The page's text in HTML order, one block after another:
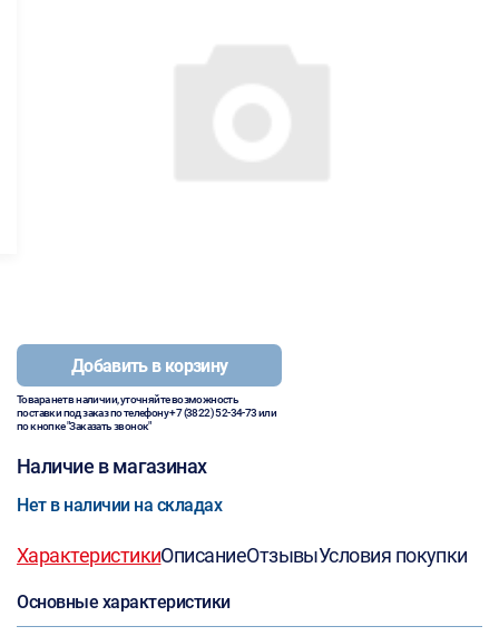
Добавить в корзину
Товара нет в наличии, уточняйте возможность
поставки под заказ по телефону+7 (3822) 52-34-73или
по кнопке "Заказать звонок"
Наличие в магазинах
Нет в наличии на складах
ХарактеристикиОписаниеОтзывыУсловия покупки
Основные характеристики